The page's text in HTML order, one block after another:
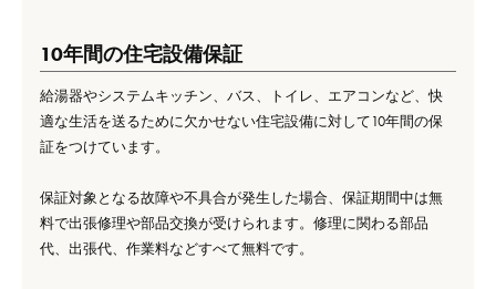
10年間の住宅設備保証
給湯器やシステムキッチン、バス、トイレ、エアコンなど、快
適な生活を送るために欠かせない住宅設備に対して10年間の保
証をつけています。
保証対象となる故障や不具合が発生した場合、保証期間中は無
料で出張修理や部品交換が受けられます。修理に関わる部品
代、出張代、作業料などすべて無料です。